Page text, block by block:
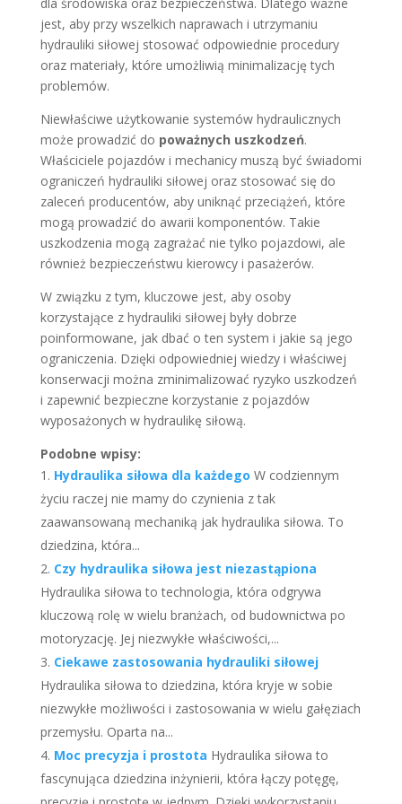
jest, aby przy wszelkich naprawach i utrzymaniu
hydrauliki siłowej stosować odpowiednie procedury
oraz materiały, które umożliwią minimalizację tych
problemów.
Niewłaściwe użytkowanie systemów hydraulicznych
może prowadzić do poważnych uszkodzeń.
Właściciele pojazdów i mechanicy muszą być świadomi
ograniczeń hydrauliki siłowej oraz stosować się do
zaleceń producentów, aby uniknąć przeciążeń, które
mogą prowadzić do awarii komponentów. Takie
uszkodzenia mogą zagrażać nie tylko pojazdowi, ale
również bezpieczeństwu kierowcy i pasażerów.
W związku z tym, kluczowe jest, aby osoby
korzystające z hydrauliki siłowej były dobrze
poinformowane, jak dbać o ten system i jakie są jego
ograniczenia. Dzięki odpowiedniej wiedzy i właściwej
konserwacji można zminimalizować ryzyko uszkodzeń
i zapewnić bezpieczne korzystanie z pojazdów
wyposażonych w hydraulikę siłową.
Podobne wpisy:
Hydraulika siłowa dla każdego W codziennym
życiu raczej nie mamy do czynienia z tak
zaawansowaną mechaniką jak hydraulika siłowa. To
dziedzina, która...
Czy hydraulika siłowa jest niezastąpiona
Hydraulika siłowa to technologia, która odgrywa
kluczową rolę w wielu branżach, od budownictwa po
motoryzację. Jej niezwykłe właściwości,...
Ciekawe zastosowania hydrauliki siłowej
Hydraulika siłowa to dziedzina, która kryje w sobie
niezwykłe możliwości i zastosowania w wielu gałęziach
przemysłu. Oparta na...
Moc precyzja i prostota Hydraulika siłowa to
fascynująca dziedzina inżynierii, która łączy potęgę,